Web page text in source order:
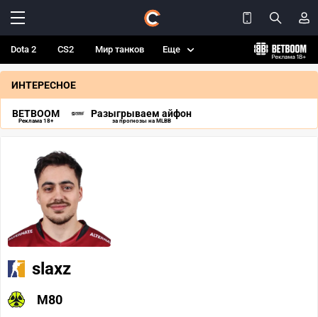
Dota 2 CS2 Мир танков Еще
ИНТЕРЕСНОЕ
BETBOOM
Реклама 18+
Разыгрываем айфон
за прогнозы на MLBB
slaxz
M80